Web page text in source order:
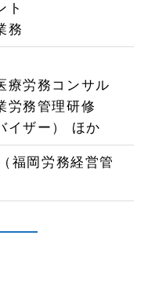
ト
務
療労務コンサル
労務管理研修
イザー） ほか
福岡労務経営管